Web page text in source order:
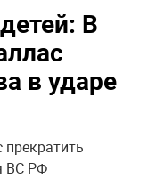
В
в ударе
ВС РФ